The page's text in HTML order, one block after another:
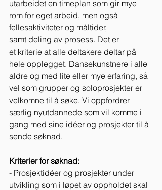
utarbeidet en timeplan som gir mye
rom for eget arbeid, men også
fellesaktiviteter og måltider,
samt deling av prosess. Det er
et kriterie at alle deltakere deltar på
hele opplegget. Dansekunstnere i alle
aldre og med lite eller mye erfaring, så
vel som grupper og soloprosjekter er
velkomne til å søke. Vi oppfordrer
særlig nyutdannede som vil komme i
gang med sine idéer og prosjekter til å
sende søknad.
Kriterier for søknad:
- Prosjektidéer og prosjekter under
utvikling som i løpet av oppholdet skal